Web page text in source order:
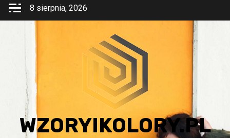
Przejdź
8 sierpnia, 2026
WZORYIKOLORY.PL